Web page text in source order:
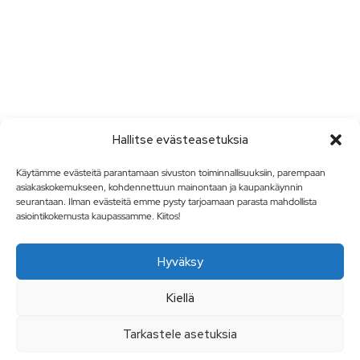
Hallitse evästeasetuksia
Käytämme evästeitä parantamaan sivuston toiminnallisuuksiin, parempaan
asiakaskokemukseen, kohdennettuun mainontaan ja kaupankäynnin
seurantaan. Ilman evästeitä emme pysty tarjoamaan parasta mahdollista
asiointikokemusta kaupassamme. Kiitos!
Hyväksy
Kiellä
Tarkastele asetuksia